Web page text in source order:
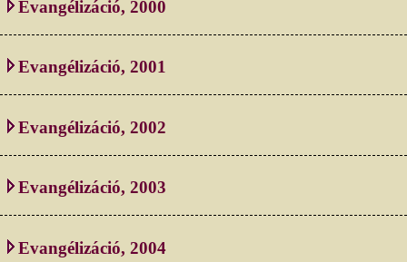
Evangélizáció, 2000
Evangélizáció, 2001
Evangélizáció, 2002
Evangélizáció, 2003
Evangélizáció, 2004